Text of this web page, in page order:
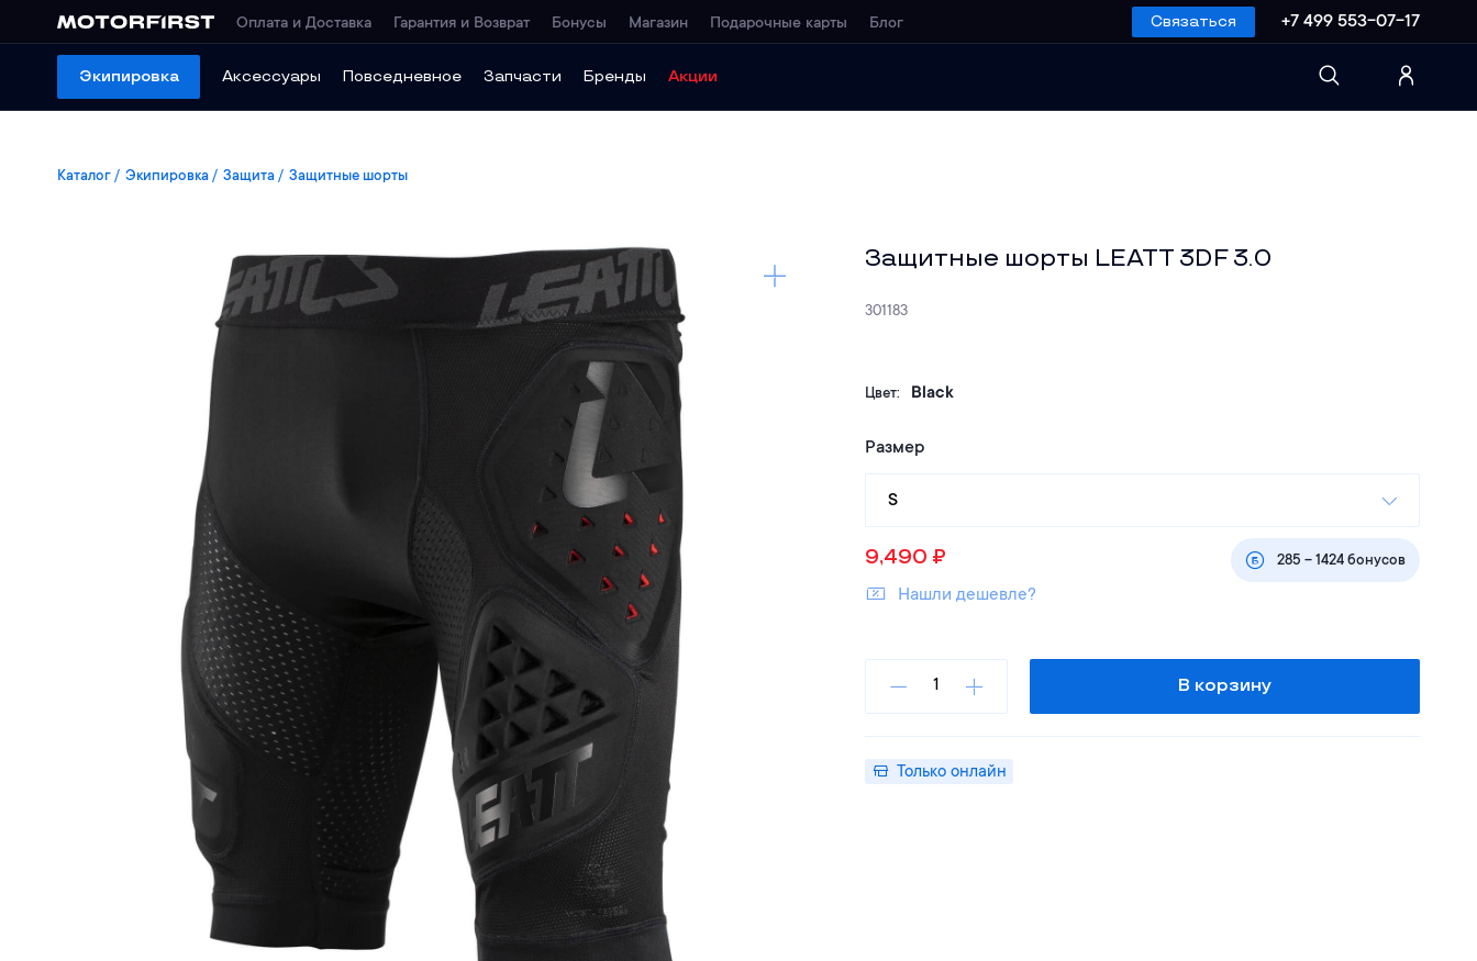
Оплата и Доставка Гарантия и Возврат Бонусы Магазин Подарочные карты Блог Связаться +7 499 553-07-17
Экипировка Аксессуары Повседневное Запчасти Бренды Акции
Каталог Экипировка Защита Защитные шорты
Защитные шорты LEATT 3DF 3.0
301183
Цвет: Black
Размер
S
9,490 ₽ 285 – 1424 бонусов
Нашли дешевле?
В корзину
Только онлайн